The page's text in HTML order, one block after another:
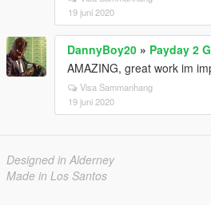
19 juni 2020
DannyBoy20 » Payday 2
AMAZING, great work im
Visa Sammanhang
19 juni 2020
Designed in Alderney
Made in Los Santos